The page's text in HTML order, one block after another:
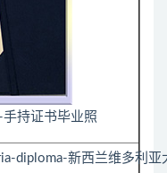
持证书毕业照